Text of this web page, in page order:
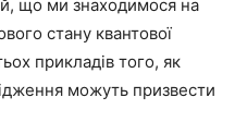
що ми знаходимося на
стану квантової
прикладів того, як
можуть призвести